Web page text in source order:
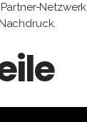
Netzwerk